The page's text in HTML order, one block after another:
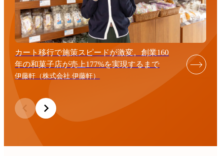
カート移行で施策スピードが激変。創業160
年の和菓子店が売上177%を実現するまで
伊藤軒（株式会社 伊藤軒）